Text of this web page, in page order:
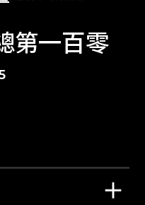
第一百零